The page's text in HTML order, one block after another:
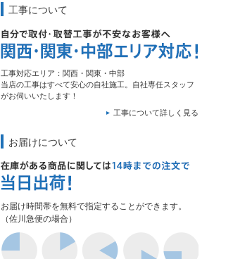
工事について
工事対応エリア：関西・関東・中部
当店の工事はすべて安心の自社施工。自社専任スタッフ
がお伺いいたします！
工事について詳しく見る
お届けについて
お届け時間帯を無料で指定することができます。
（佐川急便の場合）